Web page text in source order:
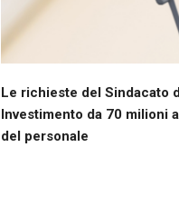
Le richieste del Sindacato
Investimento da 70 milioni
del personale